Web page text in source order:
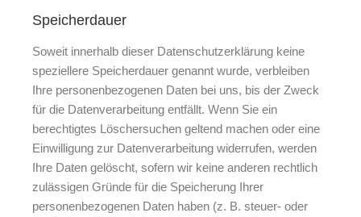
Speicherdauer
Soweit innerhalb dieser Datenschutzerklärung keine
speziellere Speicherdauer genannt wurde, verbleiben
Ihre personenbezogenen Daten bei uns, bis der Zweck
für die Datenverarbeitung entfällt. Wenn Sie ein
berechtigtes Löschersuchen geltend machen oder eine
Einwilligung zur Datenverarbeitung widerrufen, werden
Ihre Daten gelöscht, sofern wir keine anderen rechtlich
zulässigen Gründe für die Speicherung Ihrer
personenbezogenen Daten haben (z. B. steuer- oder